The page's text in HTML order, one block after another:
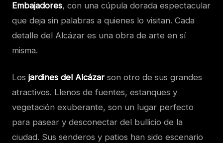
Embajadores, con una cúpula dorada espectacular
que deja sin palabras a quienes lo visitan. Cada
detalle del Alcázar es una obra de arte en sí
misma.
Los jardines del Alcázar son otro de sus grandes
atractivos. Llenos de fuentes, estanques y
vegetación exuberante, son un lugar perfecto
para pasear y desconectar del bullicio de la
ciudad. Sus senderos y patios han sido escenario